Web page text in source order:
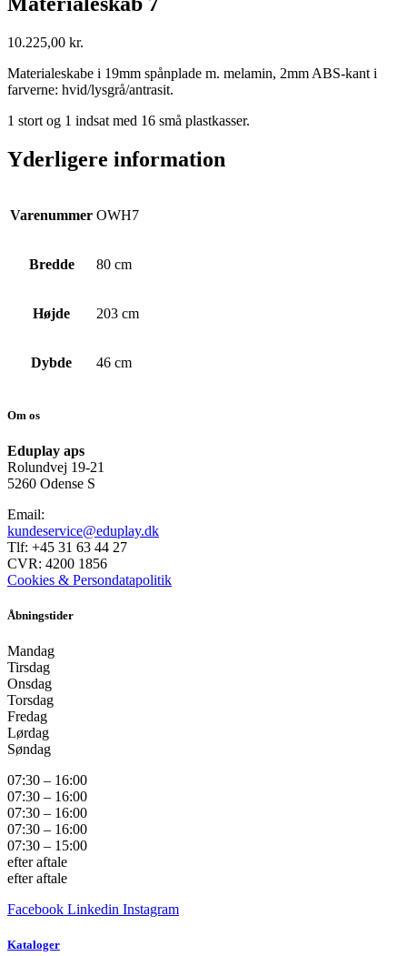
10.225,00 kr.
Materialeskabe i 19mm spånplade m. melamin, 2mm ABS-kant i
farverne: hvid/lysgrå/antrasit.
1 stort og 1 indsat med 16 små plastkasser.
Yderligere information
Varenummer OWH7
Bredde 80 cm
Højde 203 cm
Dybde 46 cm
Om os
Eduplay aps
Rolundvej 19-21
5260 Odense S
Email:
kundeservice@eduplay.dk
Tlf: +45 31 63 44 27
CVR: 4200 1856
Cookies & Persondatapolitik
Åbningstider
Mandag
Tirsdag
Onsdag
Torsdag
Fredag
Lørdag
Søndag
07:30 – 16:00
07:30 – 16:00
07:30 – 16:00
07:30 – 16:00
07:30 – 15:00
efter aftale
efter aftale
Facebook Linkedin Instagram
Kataloger